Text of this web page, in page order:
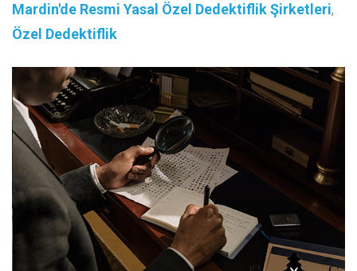
Mardin'de Resmi Yasal Özel Dedektiflik Şirketleri,
Özel Dedektiflik